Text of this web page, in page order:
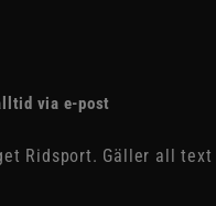
via e-post
Ridsport. Gäller all text